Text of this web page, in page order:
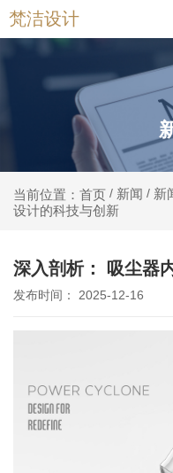
梵洁设计
当前位置：首页 / 新闻 / 新
设计的科技与创新
深入剖析： 吸尘器
发布时间： 2025-12-16